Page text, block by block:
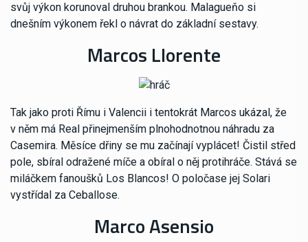
svůj výkon korunoval druhou brankou. Malagueňo si
dnešním výkonem řekl o návrat do základní sestavy.
Marcos Llorente
Tak jako proti Římu i Valencii i tentokrát Marcos ukázal, že
v něm má Real přinejmenším plnohodnotnou náhradu za
Casemira. Měsíce dřiny se mu začínají vyplácet! Čistil střed
pole, sbíral odražené míče a obíral o něj protihráče. Stává se
miláčkem fanoušků Los Blancos! O poločase jej Solari
vystřídal za Ceballose.
Marco Asensio